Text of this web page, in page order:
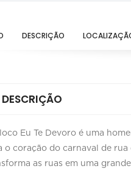
DESCRIÇÃO
DESCRIÇÃO
Eu Te Devoro é uma
o coração do carnaval de
as ruas em uma